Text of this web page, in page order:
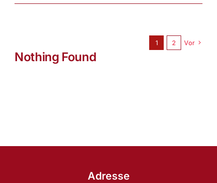
1 2 Vor
Nothing Found
Adresse